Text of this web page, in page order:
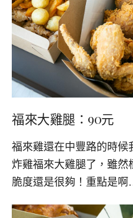
福來大雞腿：90元
福來雞還在中豐路的時候
炸雞福來大雞腿了，雖然
脆度還是很夠！重點是